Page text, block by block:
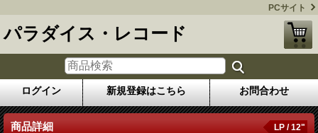
PCサイト
パラダイス・レコード
ログイン 新規登録はこちら お問合わせ
商品詳細 LP / 12"